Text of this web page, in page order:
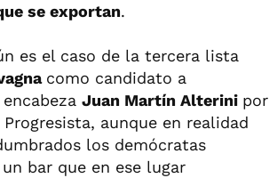
se exportan.
es el caso de la tercera lista
como candidato a
Juan Martín Alterini por
aunque en realidad
los demócratas
bar que en ese lugar